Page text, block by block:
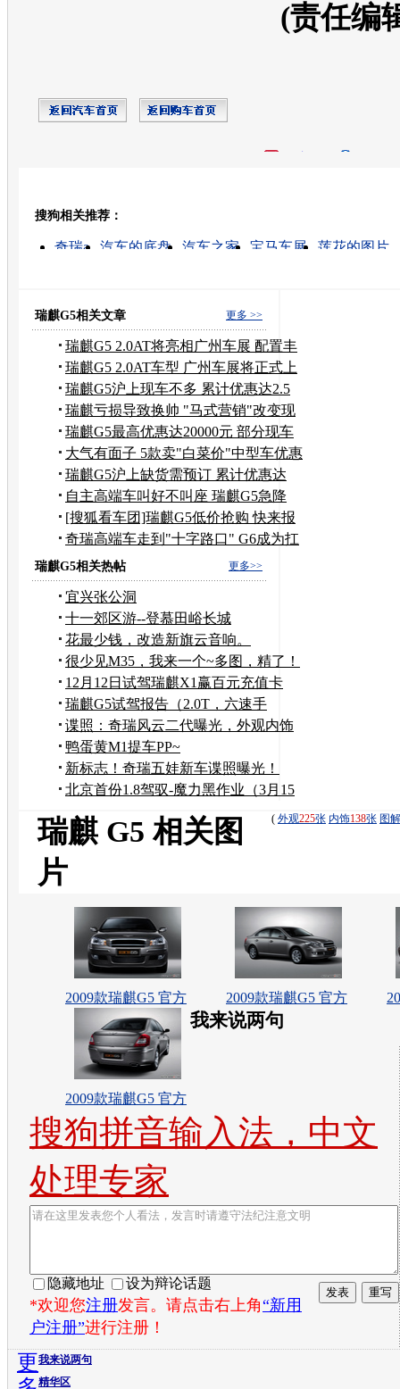
(责任编
搜狗相关推荐：
奇瑞a 汽车的底盘 汽车之家 宝马车展
莲花的图片
更多 >>
瑞麒G5相关文章
瑞麒G5 2.0AT将亮相广州车展 配置丰
富
瑞麒G5 2.0AT车型 广州车展将正式上
市
瑞麒G5沪上现车不多 累计优惠达2.5
万元
瑞麒亏损导致换帅 "马式营销"改变现
状?
瑞麒G5最高优惠达20000元 部分现车
销售
大气有面子 5款卖"白菜价"中型车优惠
多
瑞麒G5沪上缺货需预订 累计优惠达
1.5万
自主高端车叫好不叫座 瑞麒G5急降
1.5万
[搜狐看车团]瑞麒G5低价抢购 快来报
名
奇瑞高端车走到"十字路口" G6成为扛
旗者
更多>>
瑞麒G5相关热帖
宜兴张公洞
十一郊区游--登慕田峪长城
花最少钱，改造新旗云音响。
很少见M35，我来一个~多图，精了！
12月12日试驾瑞麒X1赢百元充值卡
瑞麒G5试驾报告（2.0T，六速手
动）！！
谍照：奇瑞风云二代曝光，外观内饰
全记录
鸭蛋黄M1提车PP~
新标志！奇瑞五娃新车谍照曝光！
北京首份1.8驾驭-魔力黑作业（3月15
( 外观225张 内饰138张 图解
瑞麒 G5 相关图
片
2009款瑞麒G5 官方 2009款瑞麒G5 官方
2009款瑞麒G5 官方
我来说两句
搜狗拼音输入法，中文
处理专家
隐藏地址 设为辩论话题
*欢迎您注册发言。请点击右上角“新用
户注册”进行注册！
我来说两句
精华区
更